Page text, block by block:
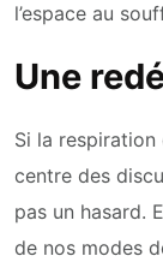
l’espace au
Une
Si la respiration
centre des
pas un hasard.
de nos modes